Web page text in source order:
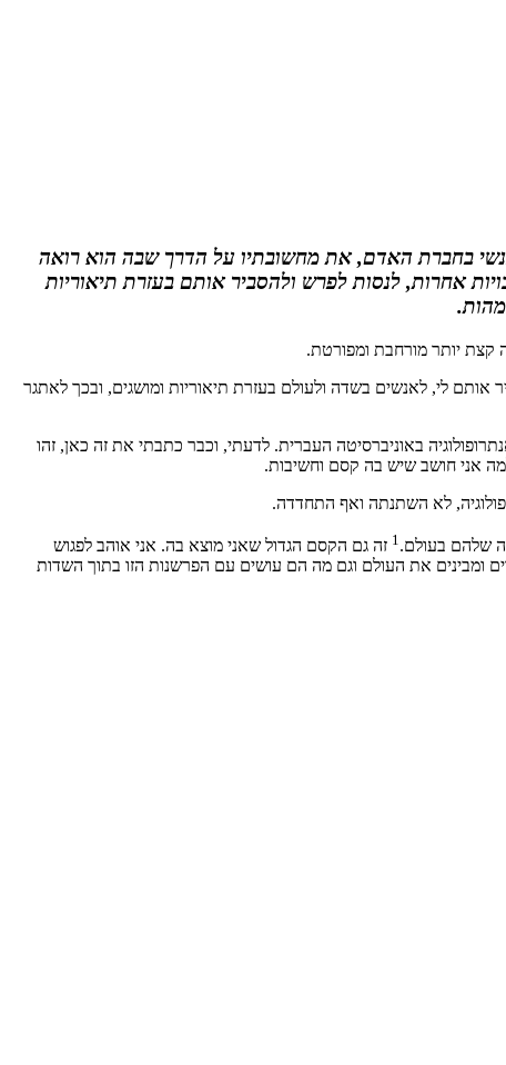
בחברת האדם, את מחשובתיו על הדרך שבה הוא רואה
אחרות, לנסות לפרש ולהסביר אותם בעזרת תיאוריות
קצת יותר מורחבת ומפורטת.
אותם לי, לאנשים בשדה ולעולם בעזרת תיאוריות ומושגים, ובכך לאתגר
באוניברסיטה העברית. לדעתי, וכבר כתבתי את זה כאן, זהו
אני חושב שיש בה קסם וחשיבות.
שלהם בעולם.1 זה גם הקסם הגדול שאני מוצא בה. אני אוהב לפגוש
ומבינים את העולם וגם מה הם עושים עם הפרשנות הזו בתוך השדות